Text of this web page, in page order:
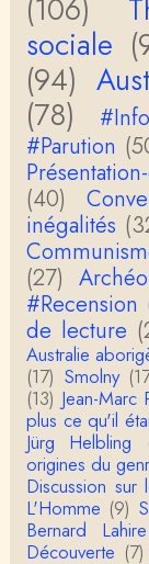
le
s),
La
e,
ur? La
roland
le
n,
roland
Votre
ée
o…
...Et
roland
Tout
e n'ai
(106)
sociale
(94)
(78)
#Parution
(40)
inégalités
(27)
#Recension
de lecture
Australie
(17) Smolny
(13) Jean-Marc
plus ce qu'il
Jürg Helbling
origines du
Discussion sur
L'Homme (9)
Bernard Lahire
Découverte (7)